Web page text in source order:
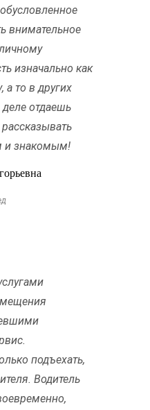
внимательное
изначально как
а то в других
отдаешь
и знакомым!
подъехать,
Водитель